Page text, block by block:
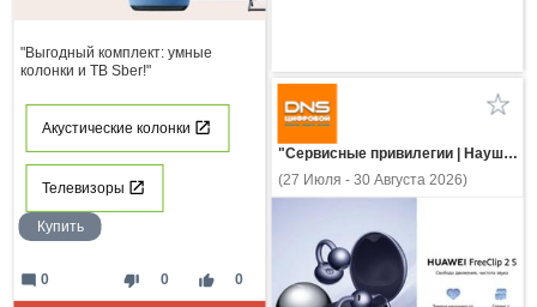
"Выгодный комплект: умные
колонки и ТВ Sber!"
Акустические колонки
Телевизоры
Купить
thumb_down 0 thumb_up 0
mode_comment 0
"Сервисные привилегии | Наушники HUAWEI FreeClip 2 S"
(27 Июля - 30 Августа 2026)